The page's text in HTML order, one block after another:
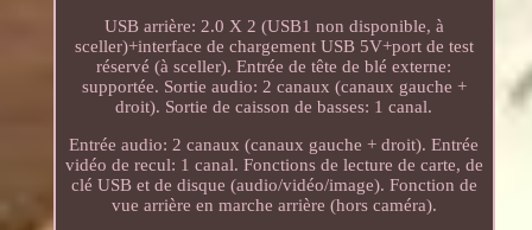
USB arrière: 2.0 X 2 (USB1 non disponible, à
sceller)+interface de chargement USB 5V+port de test
réservé (à sceller). Entrée de tête de blé externe:
supportée. Sortie audio: 2 canaux (canaux gauche +
droit). Sortie de caisson de basses: 1 canal.
Entrée audio: 2 canaux (canaux gauche + droit). Entrée
vidéo de recul: 1 canal. Fonctions de lecture de carte, de
clé USB et de disque (audio/vidéo/image). Fonction de
vue arrière en marche arrière (hors caméra).